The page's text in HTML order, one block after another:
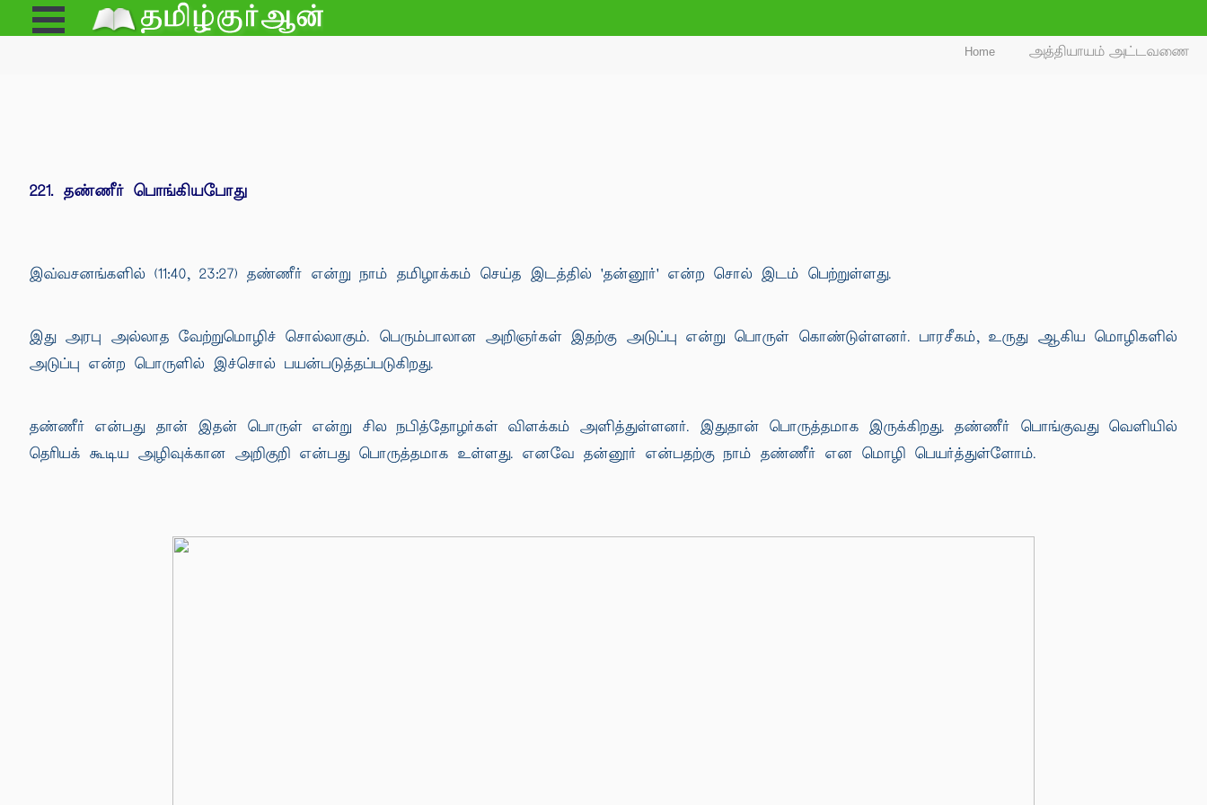
Open
Menu
Home அத்தியாயம் அட்டவணை
221. தண்ணீர் பொங்கியபோது
இவ்வசனங்களில் (11:40, 23:27) தண்ணீர் என்று நாம் தமிழாக்கம் செய்த இடத்தில் 'தன்னூர்' என்ற சொல் இடம் பெற்றுள்ளது.
இது அரபு அல்லாத வேற்றுமொழிச் சொல்லாகும். பெரும்பாலான அறிஞர்கள் இதற்கு அடுப்பு என்று பொருள் கொண்டுள்ளனர். பாரசீகம், உருது ஆகிய மொழிகளில்
அடுப்பு என்ற பொருளில் இச்சொல் பயன்படுத்தப்படுகிறது.
தண்ணீர் என்பது தான் இதன் பொருள் என்று சில நபித்தோழர்கள் விளக்கம் அளித்துள்ளனர். இதுதான் பொருத்தமாக இருக்கிறது. தண்ணீர் பொங்குவது வெளியில்
தெரியக் கூடிய அழிவுக்கான அறிகுறி என்பது பொருத்தமாக உள்ளது. எனவே தன்னூர் என்பதற்கு நாம் தண்ணீர் என மொழி பெயர்த்துள்ளோம்.